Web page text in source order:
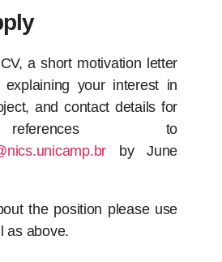
a short motivation letter
your interest in
and contact details for
to
by June
the position please use
as above.